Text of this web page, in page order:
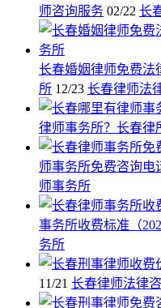
师咨询服务 02/22 长
长春婚姻律师免费法
所 12/23 长春律师法
律师事务所？长春律
师事务所免费咨询电
师事务所
事务所收费标准（
务所
11/21 长春律师法律